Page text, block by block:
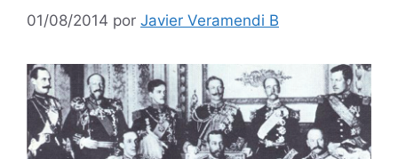
01/08/2014 por Javier Veramendi B